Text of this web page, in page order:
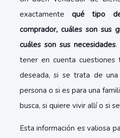
exactamentequé tipo
comprador, cuáles son sus
cuáles son sus necesidades.
tener en cuenta cuestiones
deseada, si se trata de
persona o si es para una
busca, si quiere vivir allí o si
Esta información es valiosa